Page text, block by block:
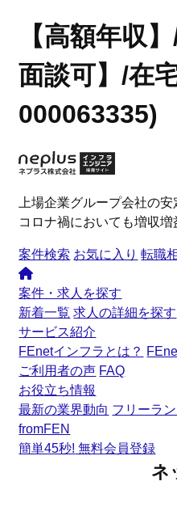
【高額年収
面談可】/在
000063335)
上場企業グループ会社の安
コロナ禍においても増収増
案件検索 お気に入り 転職
案件・求人を探す
新着一覧 求人の詳細を探す
サービス紹介
FEnetインフラとは？
ご利用者の声 FAQ
お役立ち情報
最新の業界動向 フリーラ
fromFEN
簡単45秒! 無料会員登録
ネ